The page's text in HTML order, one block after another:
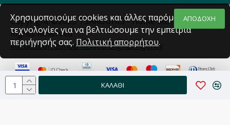
ΚΑΛΆΘΙ
Copyright ©2025 TSAROUHIS - Home Stores - All
Rights Reserved
κατασκευή eshop Reweb Digital Agency
ΑΠΟΔΟΧΗ
Χρησιμοποιούμε cookies και άλλες παρόμοιες
τεχνολογίες για να βελτιώσουμε την εμπειρία
περιήγησής σας.Πολιτική απορρήτου.